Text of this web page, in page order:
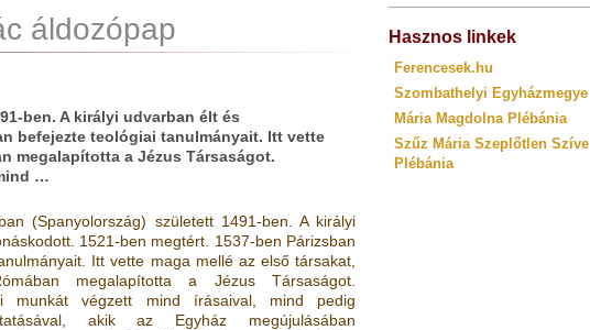
áldozópap
ben. A királyi udvarban élt és
befejezte teológiai tanulmányait. Itt vette
megalapította a Jézus Társaságot.
…
(Spanyolország) született 1491-ben. A királyi
1521-ben megtért. 1537-ben Párizsban
Itt vette maga mellé az első társakat,
megalapította a Jézus Társaságot.
munkát végzett mind írásaival, mind pedig
akik az Egyház megújulásában
Hasznos linkek
Ferencesek.hu
Szombathelyi Egyházmegye
Mária Magdolna Plébánia
Szűz Mária Szeplőtlen Szíve
Plébánia